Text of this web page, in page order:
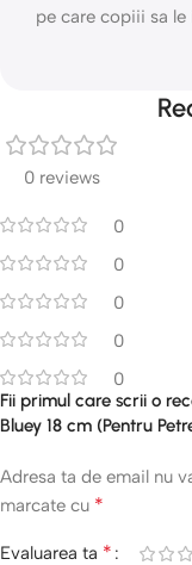
pe care copiii sa le
0 reviews
0
0
0
0
0
Fii primul care scrii o
Bluey 18 cm (Pentru
Adresa ta de email nu
marcate cu *
Evaluarea ta *